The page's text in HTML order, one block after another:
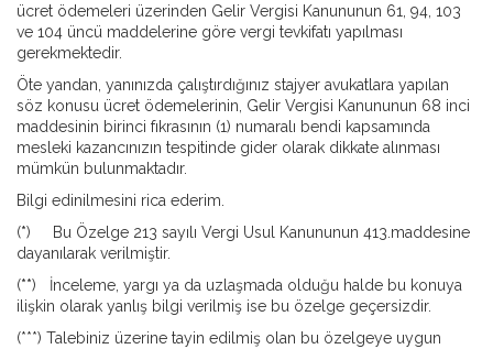
ücret ödemeleri üzerinden Gelir Vergisi Kanununun 61, 94, 103
ve 104 üncü maddelerine göre vergi tevkifatı yapılması
gerekmektedir.
Öte yandan, yanınızda çalıştırdığınız stajyer avukatlara yapılan
söz konusu ücret ödemelerinin, Gelir Vergisi Kanununun 68 inci
maddesinin birinci fıkrasının (1) numaralı bendi kapsamında
mesleki kazancınızın tespitinde gider olarak dikkate alınması
mümkün bulunmaktadır.
Bilgi edinilmesini rica ederim.
(*) Bu Özelge 213 sayılı Vergi Usul Kanununun 413.maddesine
dayanılarak verilmiştir.
(**) İnceleme, yargı ya da uzlaşmada olduğu halde bu konuya
ilişkin olarak yanlış bilgi verilmiş ise bu özelge geçersizdir.
(***) Talebiniz üzerine tayin edilmiş olan bu özelgeye uygun